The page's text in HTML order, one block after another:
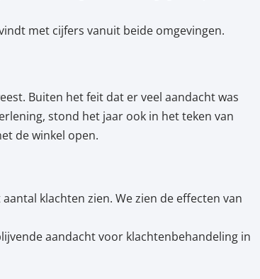
met cijfers vanuit beide omgevingen.
Buiten het feit dat er veel aandacht was
stond het jaar ook in het teken van
de winkel open.
klachten zien. We zien de effecten van
aandacht voor klachtenbehandeling in